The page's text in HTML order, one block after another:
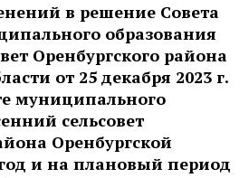
в решение Совета
образования
Оренбургского района
от 25 декабря 2023 г.
муниципального
сельсовет
Оренбургской
и на плановый период